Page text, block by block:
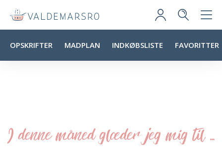
OPSKRIFTER MADPLAN INDKØBSLISTE FAVORITTER
I denne måned glæder jeg mig til ...